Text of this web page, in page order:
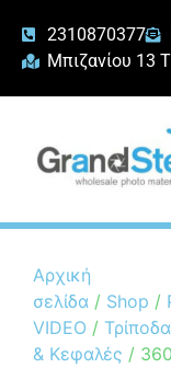
2310870377
Μπιζανίου 13
Αρχική
σελίδα / Shop /
VIDEO / Τρίποδα
& Κεφαλές /